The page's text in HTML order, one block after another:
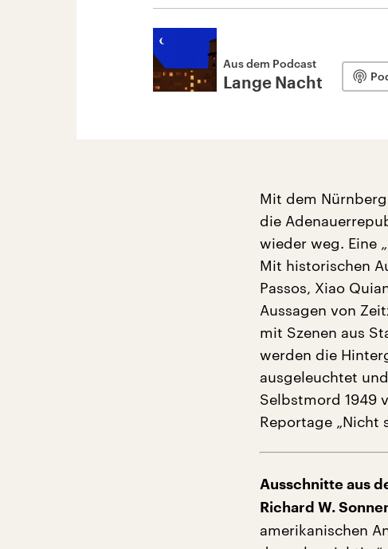
Aus dem Podcast
Lange Nacht
Mit dem
die
wieder weg. Eine
Mit historischen
Passos, Xiao
Aussagen von
mit Szenen aus
werden die
ausgeleuchtet
Selbstmord 1949
Reportage „Nicht
Ausschnitte aus
Richard W.
amerikanischen